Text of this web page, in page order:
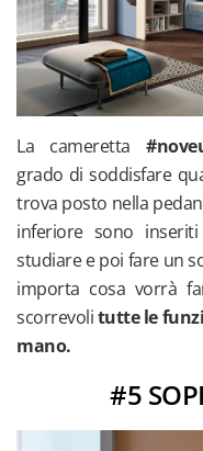
La cameretta
grado di soddisfare
trova posto nella
inferiore sono
studiare e poi fare un
importa cosa vorrà
scorrevolitutte le
mano.
#5